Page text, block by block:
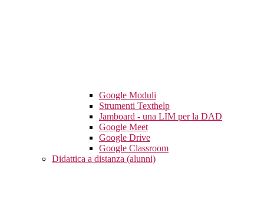
Google Moduli
Strumenti Texthelp
Jamboard - una LIM per la DAD
Google Meet
Google Drive
Google Classroom
Didattica a distanza (alunni)